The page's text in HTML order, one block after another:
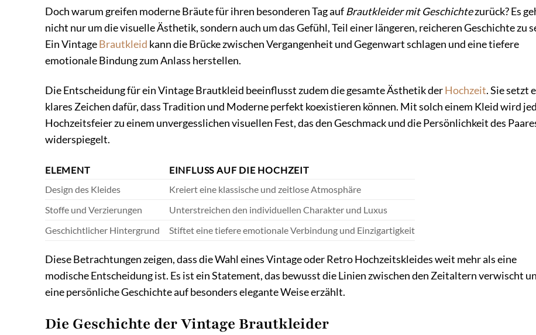
Doch warum greifen moderne Bräute für ihren besonderen Tag aufBrautkleider mit Geschichtezurück? Es
nicht nur um die visuelle Ästhetik, sondern auch um das Gefühl, Teil einer längeren, reicheren Geschichte zu
Ein VintageBrautkleid kann die Brücke zwischen Vergangenheit und Gegenwart schlagen und eine tiefere
emotionale Bindung zum Anlass herstellen.
Die Entscheidung für ein Vintage Brautkleid beeinflusst zudem die gesamte Ästhetik derHochzeit. Sie setzt
klares Zeichen dafür, dass Tradition und Moderne perfekt koexistieren können. Mit solch einem Kleid wird
Hochzeitsfeier zu einem unvergesslichen visuellen Fest, das den Geschmack und die Persönlichkeit des
widerspiegelt.
ELEMENT
EINFLUSS AUF DIE HOCHZEIT
Design des Kleides
Kreiert eine klassische und zeitlose Atmosphäre
Stoffe und Verzierungen
Unterstreichen den individuellen Charakter und Luxus
Geschichtlicher Hintergrund
Stiftet eine tiefere emotionale Verbindung und Einzigartigkeit
Diese Betrachtungen zeigen, dass die Wahl eines Vintage oder Retro Hochzeitskleides weit mehr als eine
modische Entscheidung ist. Es ist ein Statement, das bewusst die Linien zwischen den Zeitaltern verwischt
eine persönliche Geschichte auf besonders elegante Weise erzählt.
Die Geschichte der Vintage Brautkleider